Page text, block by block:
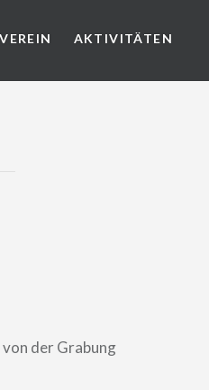
VEREIN AKTIVITÄTEN
der Grabung